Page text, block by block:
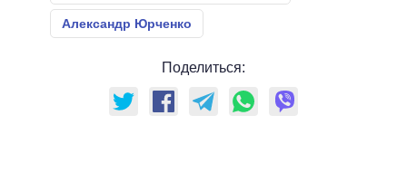
Александр Юрченко
Поделиться: